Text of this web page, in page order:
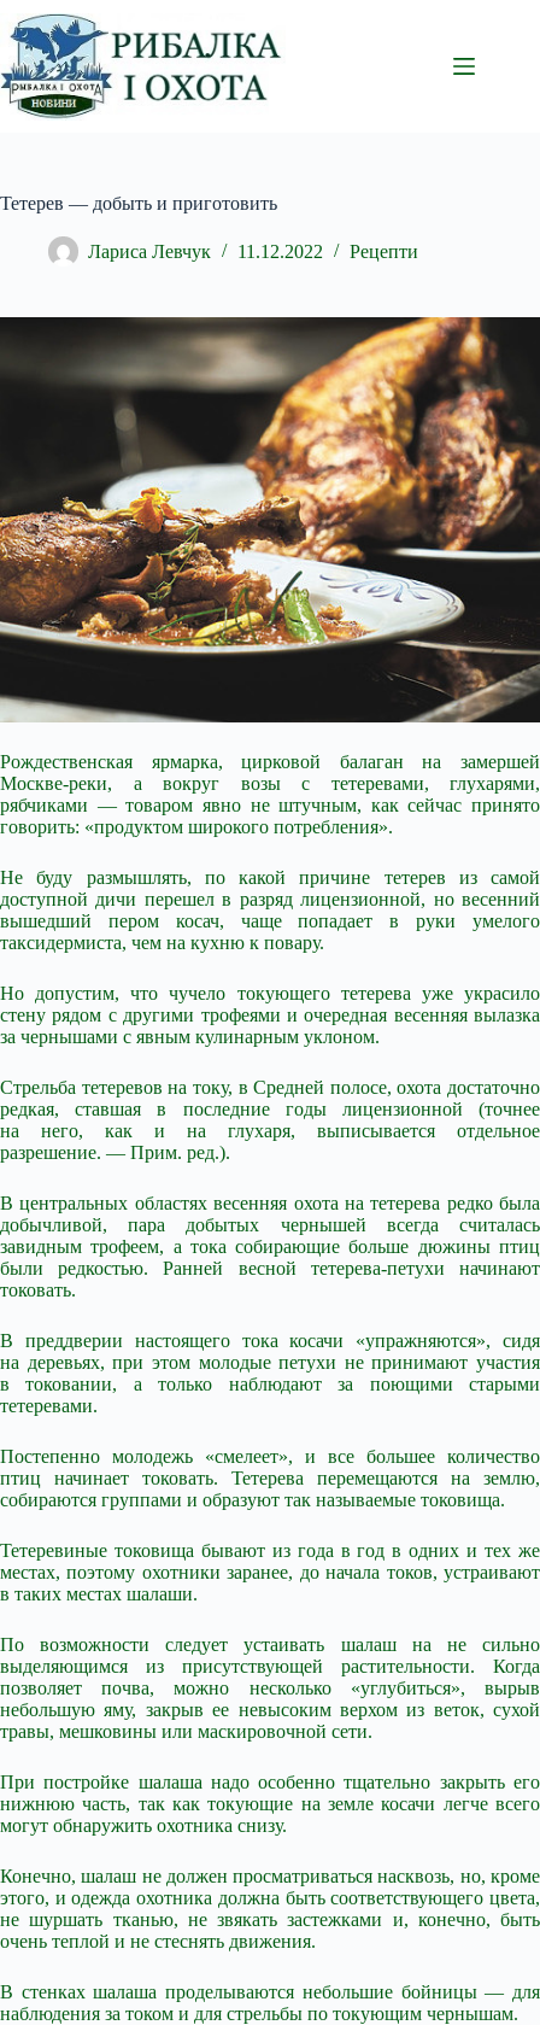
Перейти
до
вмісту
Тетерев — добыть и приготовить
Лариса Левчук 11.12.2022 Рецепти
Рождественская ярмарка, цирковой балаган на замершей
Москве-реки, а вокруг возы с тетеревами, глухарями,
рябчиками — товаром явно не штучным, как сейчас принято
говорить: «продуктом широкого потребления».
Не буду размышлять, по какой причине тетерев из самой
доступной дичи перешел в разряд лицензионной, но весенний
вышедший пером косач, чаще попадает в руки умелого
таксидермиста, чем на кухню к повару.
Но допустим, что чучело токующего тетерева уже украсило
стену рядом с другими трофеями и очередная весенняя вылазка
за чернышами с явным кулинарным уклоном.
Стрельба тетеревов на току, в Средней полосе, охота достаточно
редкая, ставшая в последние годы лицензионной (точнее
на него, как и на глухаря, выписывается отдельное
разрешение. — Прим. ред.).
В центральных областях весенняя охота на тетерева редко была
добычливой, пара добытых чернышей всегда считалась
завидным трофеем, а тока собирающие больше дюжины птиц
были редкостью. Ранней весной тетерева-петухи начинают
токовать.
В преддверии настоящего тока косачи «упражняются», сидя
на деревьях, при этом молодые петухи не принимают участия
в токовании, а только наблюдают за поющими старыми
тетеревами.
Постепенно молодежь «смелеет», и все большее количество
птиц начинает токовать. Тетерева перемещаются на землю,
собираются группами и образуют так называемые токовища.
Тетеревиные токовища бывают из года в год в одних и тех же
местах, поэтому охотники заранее, до начала токов, устраивают
в таких местах шалаши.
По возможности следует устаивать шалаш на не сильно
выделяющимся из присутствующей растительности. Когда
позволяет почва, можно несколько «углубиться», вырыв
небольшую яму, закрыв ее невысоким верхом из веток, сухой
травы, мешковины или маскировочной сети.
При постройке шалаша надо особенно тщательно закрыть его
нижнюю часть, так как токующие на земле косачи легче всего
могут обнаружить охотника снизу.
Конечно, шалаш не должен просматриваться насквозь, но, кроме
этого, и одежда охотника должна быть соответствующего цвета,
не шуршать тканью, не звякать застежками и, конечно, быть
очень теплой и не стеснять движения.
В стенках шалаша проделываются небольшие бойницы — для
наблюдения за током и для стрельбы по токующим чернышам.